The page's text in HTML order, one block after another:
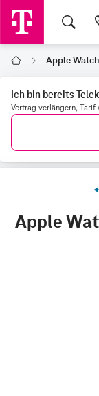
Home Apple
Ich bin bereits
Vertrag verlängern, Tarif
Apple